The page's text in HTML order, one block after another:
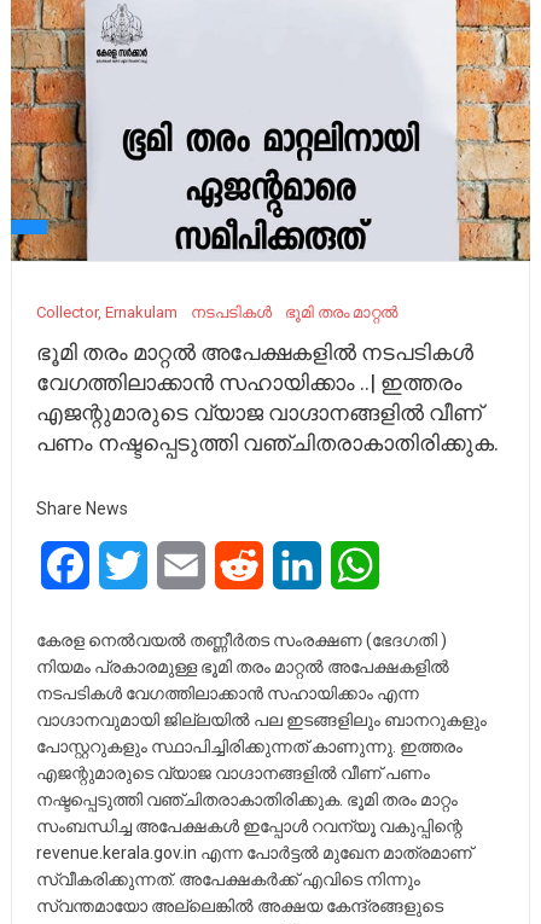
Collector, Ernakulam നടപടികൾ ഭൂമി തരം മാറ്റല്‍
ഭൂമി തരം മാറ്റല്‍ അപേക്ഷകളില്‍ നടപടികള്‍
വേഗത്തിലാക്കാൻ സഹായിക്കാം ..| ഇത്തരം
എജന്റുമാരുടെ വ്യാജ വാഗ്ദാനങ്ങളില്‍ വീണ്
പണം നഷ്ടപ്പെടുത്തി വഞ്ചിതരാകാതിരിക്കുക.
Share News
FacebookTwitter Email Reddit LinkedIn
കേരള നെല്‍വയല്‍ തണ്ണീര്‍തട സംരക്ഷണ (ഭേദഗതി )
നിയമം പ്രകാരമുള്ള ഭൂമി തരം മാറ്റല്‍ അപേക്ഷകളില്‍
നടപടികള്‍ വേഗത്തിലാക്കാൻ സഹായിക്കാം എന്ന
വാഗ്ദാനവുമായി ജില്ലയില്‍ പല ഇടങ്ങളിലും ബാനറുകളും
പോസ്റ്ററുകളും സ്ഥാപിച്ചിരിക്കുന്നത് കാണുന്നു. ഇത്തരം
എജന്റുമാരുടെ വ്യാജ വാഗ്ദാനങ്ങളില്‍ വീണ് പണം
നഷ്ടപ്പെടുത്തി വഞ്ചിതരാകാതിരിക്കുക. ഭൂമി തരം മാറ്റം
സംബന്ധിച്ച അപേക്ഷകള്‍ ഇപ്പോള്‍ റവന്യൂ വകുപ്പിന്റെ
revenue.kerala.gov.in എന്ന പോര്‍ട്ടല്‍ മുഖേന മാത്രമാണ്
സ്വീകരിക്കുന്നത്. അപേക്ഷകര്‍ക്ക് എവിടെ നിന്നും
സ്വന്തമായോ അല്ലെങ്കില്‍ അക്ഷയ കേന്ദ്രങ്ങളുടെ